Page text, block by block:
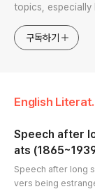
topics, especially
approach will be
generalized
구독하기
Speech after
ats
Speech after long
vers being